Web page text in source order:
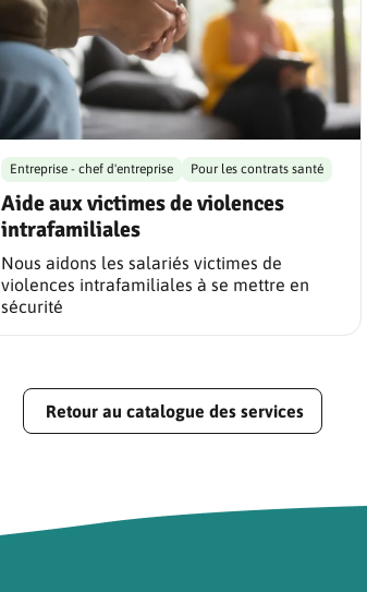
Aide aux victimes de violences
intrafamiliales
Entreprise - chef d'entreprise Pour les contrats santé
Nous aidons les salariés victimes de
violences intrafamiliales à se mettre en
sécurité
Retour au catalogue des services